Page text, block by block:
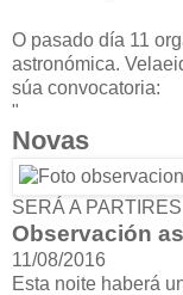
O pasado día 11
astronómica.
súa convocatoria:
"
Novas
SERÁ A
Observación
11/08/2016
Esta noite haberá